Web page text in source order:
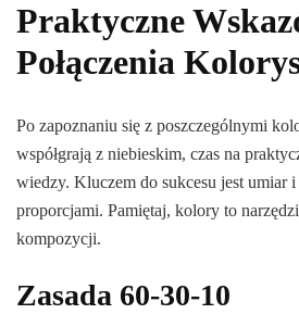
Praktyczne
Połączenia
Po zapoznaniu się z poszczególnymi
współgrają z niebieskim, czas na
wiedzy. Kluczem do sukcesu jest umiar
proporcjami. Pamiętaj, kolory to
kompozycji.
Zasada 60-30-10